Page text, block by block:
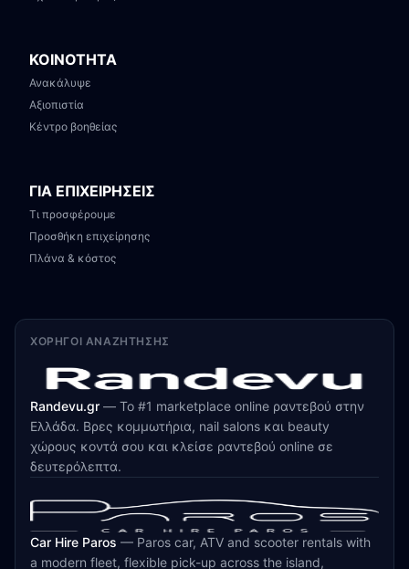
ΚΟΙΝΟΤΗΤΑ
Ανακάλυψε
Αξιοπιστία
Κέντρο βοηθείας
ΓΙΑ ΕΠΙΧΕΙΡΗΣΕΙΣ
Τι προσφέρουμε
Προσθήκη επιχείρησης
Πλάνα & κόστος
ΧΟΡΗΓΟΊ ΑΝΑΖΉΤΗΣΗΣ
Randevu.gr — Το #1 marketplace online ραντεβού στην
Ελλάδα. Βρες κομμωτήρια, nail salons και beauty
χώρους κοντά σου και κλείσε ραντεβού online σε
δευτερόλεπτα.
Car Hire Paros — Paros car, ATV and scooter rentals with
a modern fleet, flexible pick-up across the island,